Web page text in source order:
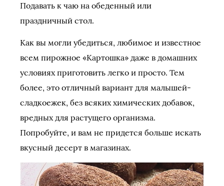
Подавать к чаю на обеденный или
праздничный стол.
Как вы могли убедиться, любимое и известное
всем пирожное «Картошка» даже в домашних
условиях приготовить легко и просто. Тем
более, это отличный вариант для малышей-
сладкоежек, без всяких химических добавок,
вредных для растущего организма.
Попробуйте, и вам не придется больше искать
вкусный десерт в магазинах.